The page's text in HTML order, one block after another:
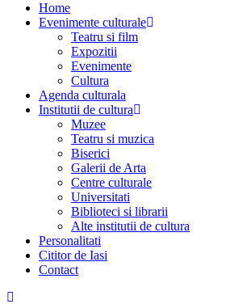
Home
Evenimente culturale
Teatru si film
Expozitii
Evenimente
Cultura
Agenda culturala
Institutii de cultura
Muzee
Teatru si muzica
Biserici
Galerii de Arta
Centre culturale
Universitati
Biblioteci si librarii
Alte institutii de cultura
Personalitati
Cititor de Iasi
Contact